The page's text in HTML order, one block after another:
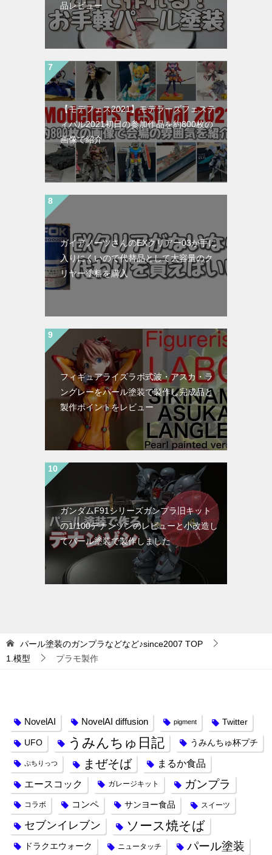
品レビュー
【モデフェス2021】モデラーズフェステ
ィバル2021初日の参加作品を約800枚の
画像で紹介
ガイアノーツさんのEXクリアー03が手に
入りにくいので代替品として大容量のク
リヤー塗料を購入
フィギュアライズラボ式波・アスカ・ラ
ングレーをパール塗装で製作し完成品と
製作ポイントをレビュー
ガンダムF91シリーズガンプラ旧キット
の1/100デナンゾンのレビューと小改造し
てパール塗装で製作しました
パール塗装のガンプラなどなど♪since2007 TOP
1.模型
プラモ製作
NovelAI NovelAI diffusion pigment Twitter
UFO うみんちゅ日記 うみんちゅ杯プチ
ぷちりっつ まぜそば
まるか食品
エースコック
ガレージキット ガンプラ
コラボ コンペ サンヨー食品 スイーツ
セブンイレブン ソース焼そば
ドラクエウォーク ニュータッチ パール塗装